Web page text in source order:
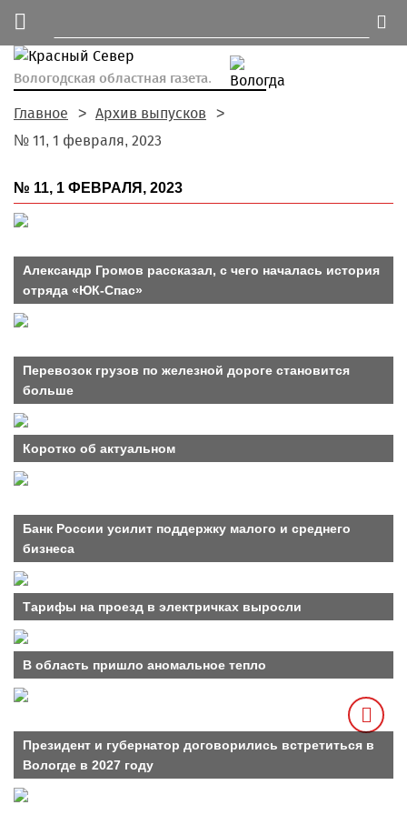
Вологодская областная газета.
Главное
Архив выпусков
№ 11, 1 февраля, 2023
№ 11, 1 ФЕВРАЛЯ, 2023
Александр Громов рассказал, с чего началась история
отряда «ЮК-Спас»
Перевозок грузов по железной дороге становится
больше
Коротко об актуальном
Банк России усилит поддержку малого и среднего
бизнеса
Тарифы на проезд в электричках выросли
В область пришло аномальное тепло
Президент и губернатор договорились встретиться в
Вологде в 2027 году